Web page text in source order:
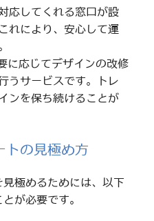
応してくれる窓口が設
れにより、安心して運
に応じてデザインの改修
うサービスです。トレ
ンを保ち続けることが
トの見極め方
極めるためには、以下
が必要です。